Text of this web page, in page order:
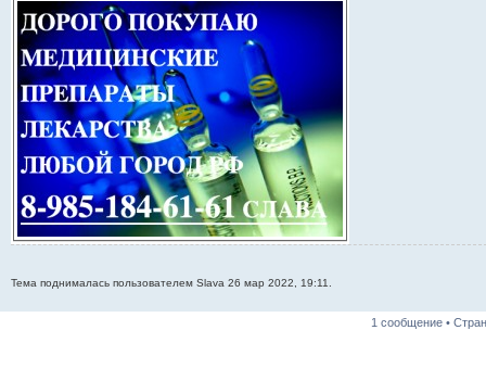
Тема поднималась пользователем Slava 26 мар 2022, 19:11.
1 сообщение •